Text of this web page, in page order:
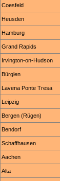
Coesfeld
Heusden
Hamburg
Grand Rapids
Irvington-on-Hudson
Bürglen
Lavena Ponte Tresa
Leipzig
Bergen (Rügen)
Bendorf
Schaffhausen
Aachen
Alta